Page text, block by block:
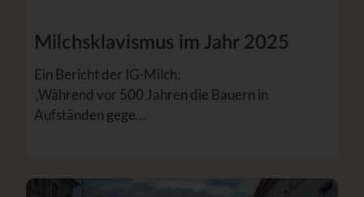
Milchsklavismus im Jahr 2025
Ein Bericht der IG-Milch:
„Während vor 500 Jahren die Bauern in
Aufständen gege…